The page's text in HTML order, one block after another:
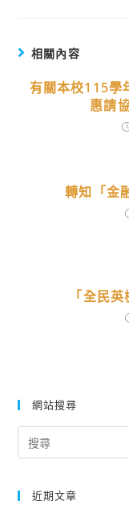
相關內容
有關本校115學
惠請
轉知「金
「全民
網站搜尋
for:
近期文章